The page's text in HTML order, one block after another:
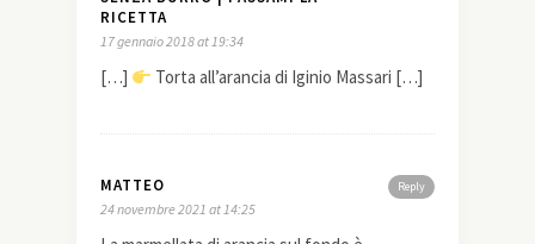
RICETTA
17 gennaio 2018 at 19:34
[…] Torta all’arancia di Iginio Massari […]
Reply
MATTEO
24 novembre 2021 at 14:25